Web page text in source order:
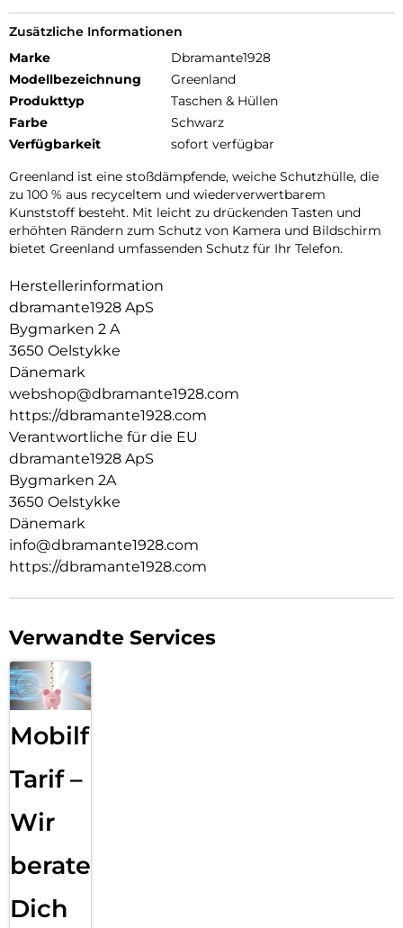
Zusätzliche Informationen
Marke
Dbramante1928
Modellbezeichnung
Greenland
Produkttyp
Taschen & Hüllen
Farbe
Schwarz
Verfügbarkeit
sofort verfügbar
Greenland ist eine stoßdämpfende, weiche Schutzhülle, die
zu 100 % aus recyceltem und wiederverwertbarem
Kunststoff besteht. Mit leicht zu drückenden Tasten und
erhöhten Rändern zum Schutz von Kamera und Bildschirm
bietet Greenland umfassenden Schutz für Ihr Telefon.
Herstellerinformation
dbramante1928 ApS
Bygmarken 2 A
3650 Oelstykke
Dänemark
webshop@dbramante1928.com
https://dbramante1928.com
Verantwortliche für die EU
dbramante1928 ApS
Bygmarken 2A
3650 Oelstykke
Dänemark
info@dbramante1928.com
https://dbramante1928.com
Verwandte Services
Mobilfunk
Tarif –
Wir
beraten
Dich